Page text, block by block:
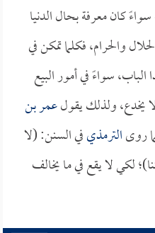
كان معرفة بحال الدنيا
والحرام، فكلما تمكن في
سواءً في أمور البيع
يخدع، ولذلك يقولعمر بن
روىالترمذيفي السنن: (لا
لكي لا يقع في ما يخالف